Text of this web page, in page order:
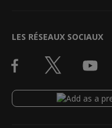
LES RÉSEAUX SOCIAUX